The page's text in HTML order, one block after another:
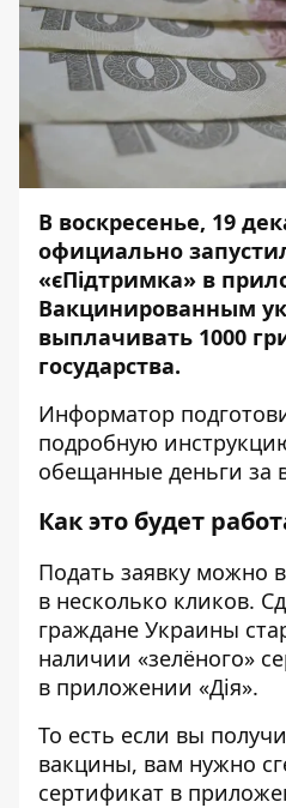
В воскресенье, 19
официально
«єПідтримка» в
Вакцинированным
выплачивать 1000
государства.
Информатор
подробную
обещанные деньги за
Как это будет
Подать заявку можно
в несколько кликов.
граждане Украины
наличии «зелёного»
в приложении «Дія».
То есть если вы
вакцины, вам нужно
сертификат в